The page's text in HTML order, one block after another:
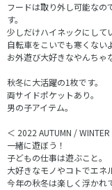
フードは取り外し可能なの
す。
少しだけハイネックにし
自転車をこいでも寒くない
お外遊び大好きなやんちゃ
秋冬に大活躍の1枚です。
両サイドポケットあり。
男の子アイテム。
＜ 2022 AUTUMN /
一緒に遊ぼう！
子どもの仕事は遊ぶこと。
大好きなモノやコトでエネ
今年の秋冬は楽しく浮かれ